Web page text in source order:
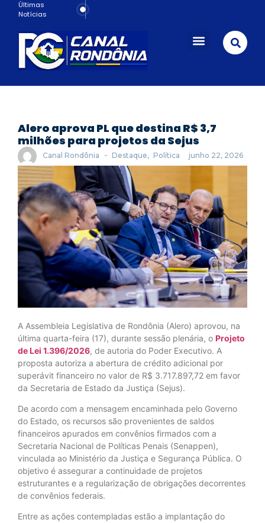
Últimas
Notícias
Alero aprova PL que destina R$ 3,7
milhões para projetos da Sejus
Canal Rondônia - Destaque, Política junho 22, 2026
A Assembleia Legislativa de Rondônia (Alero) aprovou, na
última quarta-feira (17), durante sessão plenária, o Projeto
de Lei 1.396/2026, de autoria do Poder Executivo. A
proposta autoriza a abertura de crédito adicional por
superávit financeiro no valor de R$ 3.717.897,72 em favor
da Secretaria de Estado da Justiça (Sejus).
De acordo com a mensagem encaminhada pelo Governo
do Estado, os recursos são provenientes de saldos
financeiros apurados em convênios firmados com a
Secretaria Nacional de Políticas Penais (Senappen),
vinculada ao Ministério da Justiça e Segurança Pública. O
objetivo é assegurar a continuidade de projetos
estruturantes e a regularização de obrigações decorrentes
de convênios federais.
Entre as ações contempladas estão a implantação do